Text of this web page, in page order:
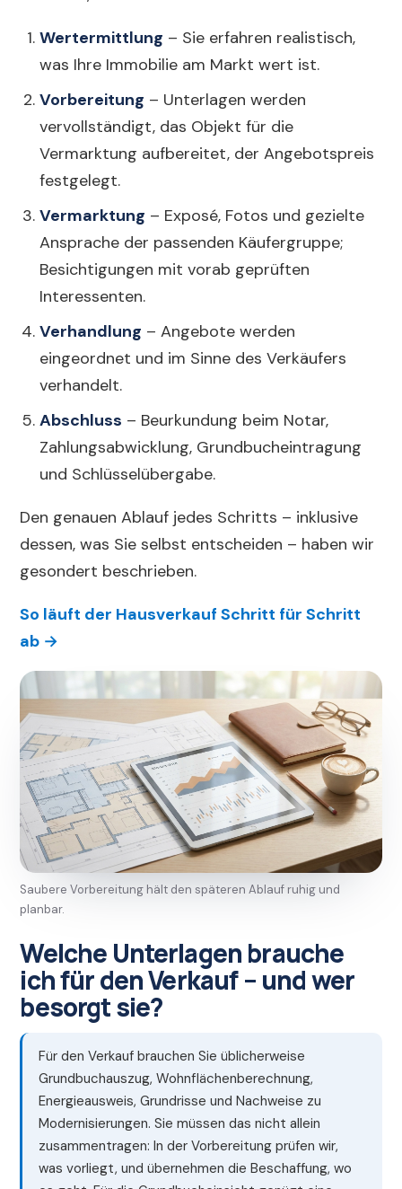
Wertermittlung – Sie erfahren realistisch,
was Ihre Immobilie am Markt wert ist.
Vorbereitung – Unterlagen werden
vervollständigt, das Objekt für die
Vermarktung aufbereitet, der Angebotspreis
festgelegt.
Vermarktung – Exposé, Fotos und gezielte
Ansprache der passenden Käufergruppe;
Besichtigungen mit vorab geprüften
Interessenten.
Verhandlung – Angebote werden
eingeordnet und im Sinne des Verkäufers
verhandelt.
Abschluss – Beurkundung beim Notar,
Zahlungsabwicklung, Grundbucheintragung
und Schlüsselübergabe.
Den genauen Ablauf jedes Schritts – inklusive
dessen, was Sie selbst entscheiden – haben wir
gesondert beschrieben.
So läuft der Hausverkauf Schritt für Schritt
ab →
Saubere Vorbereitung hält den späteren Ablauf ruhig und
planbar.
Welche Unterlagen brauche
ich für den Verkauf – und wer
besorgt sie?
Für den Verkauf brauchen Sie üblicherweise
Grundbuchauszug, Wohnflächenberechnung,
Energieausweis, Grundrisse und Nachweise zu
Modernisierungen. Sie müssen das nicht allein
zusammentragen: In der Vorbereitung prüfen wir,
was vorliegt, und übernehmen die Beschaffung, wo